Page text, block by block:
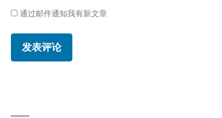
通过邮件通知我有新文章